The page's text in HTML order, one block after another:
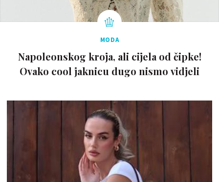
MODA
Napoleonskog kroja, ali cijela od čipke!
Ovako cool jaknicu dugo nismo vidjeli